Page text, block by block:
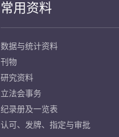
常用资料
数据与统计资料
刊物
研究资料
立法会事务
纪录册及一览表
认可、发牌、指定与审批